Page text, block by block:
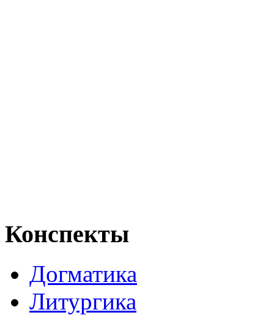
Конспекты
Догматика
Литургика